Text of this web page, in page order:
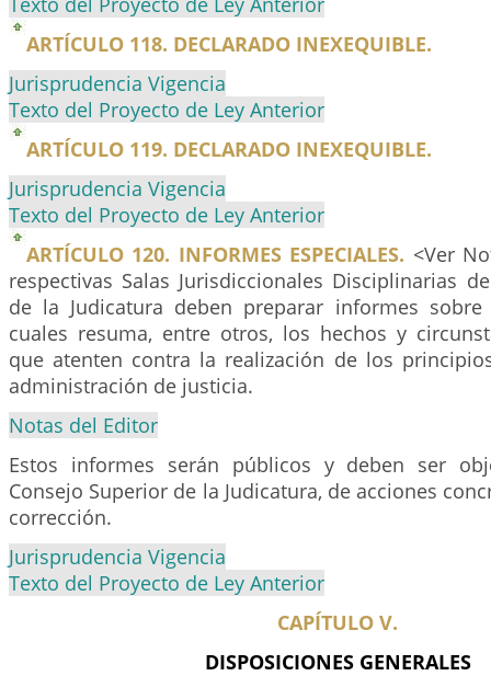
ARTÍCULO 118. DECLARADO INEXEQUIBLE.
Jurisprudencia Vigencia
Texto del Proyecto de Ley Anterior
ARTÍCULO 119. DECLARADO INEXEQUIBLE.
Jurisprudencia Vigencia
Texto del Proyecto de Ley Anterior
ARTÍCULO 120. INFORMES ESPECIALES. <Ver
respectivas Salas Jurisdiccionales Disciplinarias
de la Judicatura deben preparar informes
cuales resuma, entre otros, los hechos y
que atenten contra la realización de los
administración de justicia.
Notas del Editor
Estos informes serán públicos y deben ser
Consejo Superior de la Judicatura, de acciones
corrección.
Jurisprudencia Vigencia
Texto del Proyecto de Ley Anterior
CAPÍTULO V.
DISPOSICIONES GENERALES